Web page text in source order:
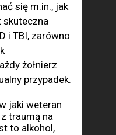
się m.in., jak
skuteczna
i TBI, zarówno
żołnierz
przypadek.
jaki weteran
traumą na
to alkohol,